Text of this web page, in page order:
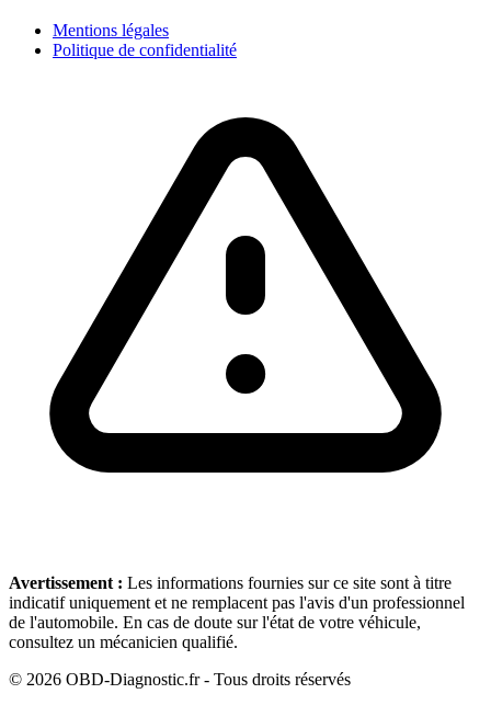
Mentions légales
Politique de confidentialité
Avertissement : Les informations fournies sur ce site sont à titre
indicatif uniquement et ne remplacent pas l'avis d'un professionnel
de l'automobile. En cas de doute sur l'état de votre véhicule,
consultez un mécanicien qualifié.
© 2026 OBD-Diagnostic.fr - Tous droits réservés